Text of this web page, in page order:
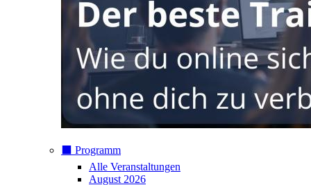
⬛️ Programm
Alle Veranstaltungen
August 2026